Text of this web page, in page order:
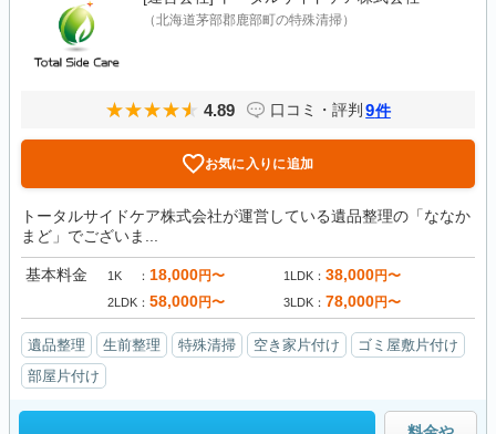
（北海道茅部郡鹿部町の特殊清掃）
4.89 口コミ・評判 9件
お気に入りに追加
トータルサイドケア株式会社が運営している遺品整理の「ななか
まど」でございま...
基本料金 1K 18,000円〜 1LDK 38,000円〜
2LDK 58,000円〜 3LDK 78,000円〜
遺品整理 生前整理 特殊清掃 空き家片付け
ゴミ屋敷片付け
部屋片付け